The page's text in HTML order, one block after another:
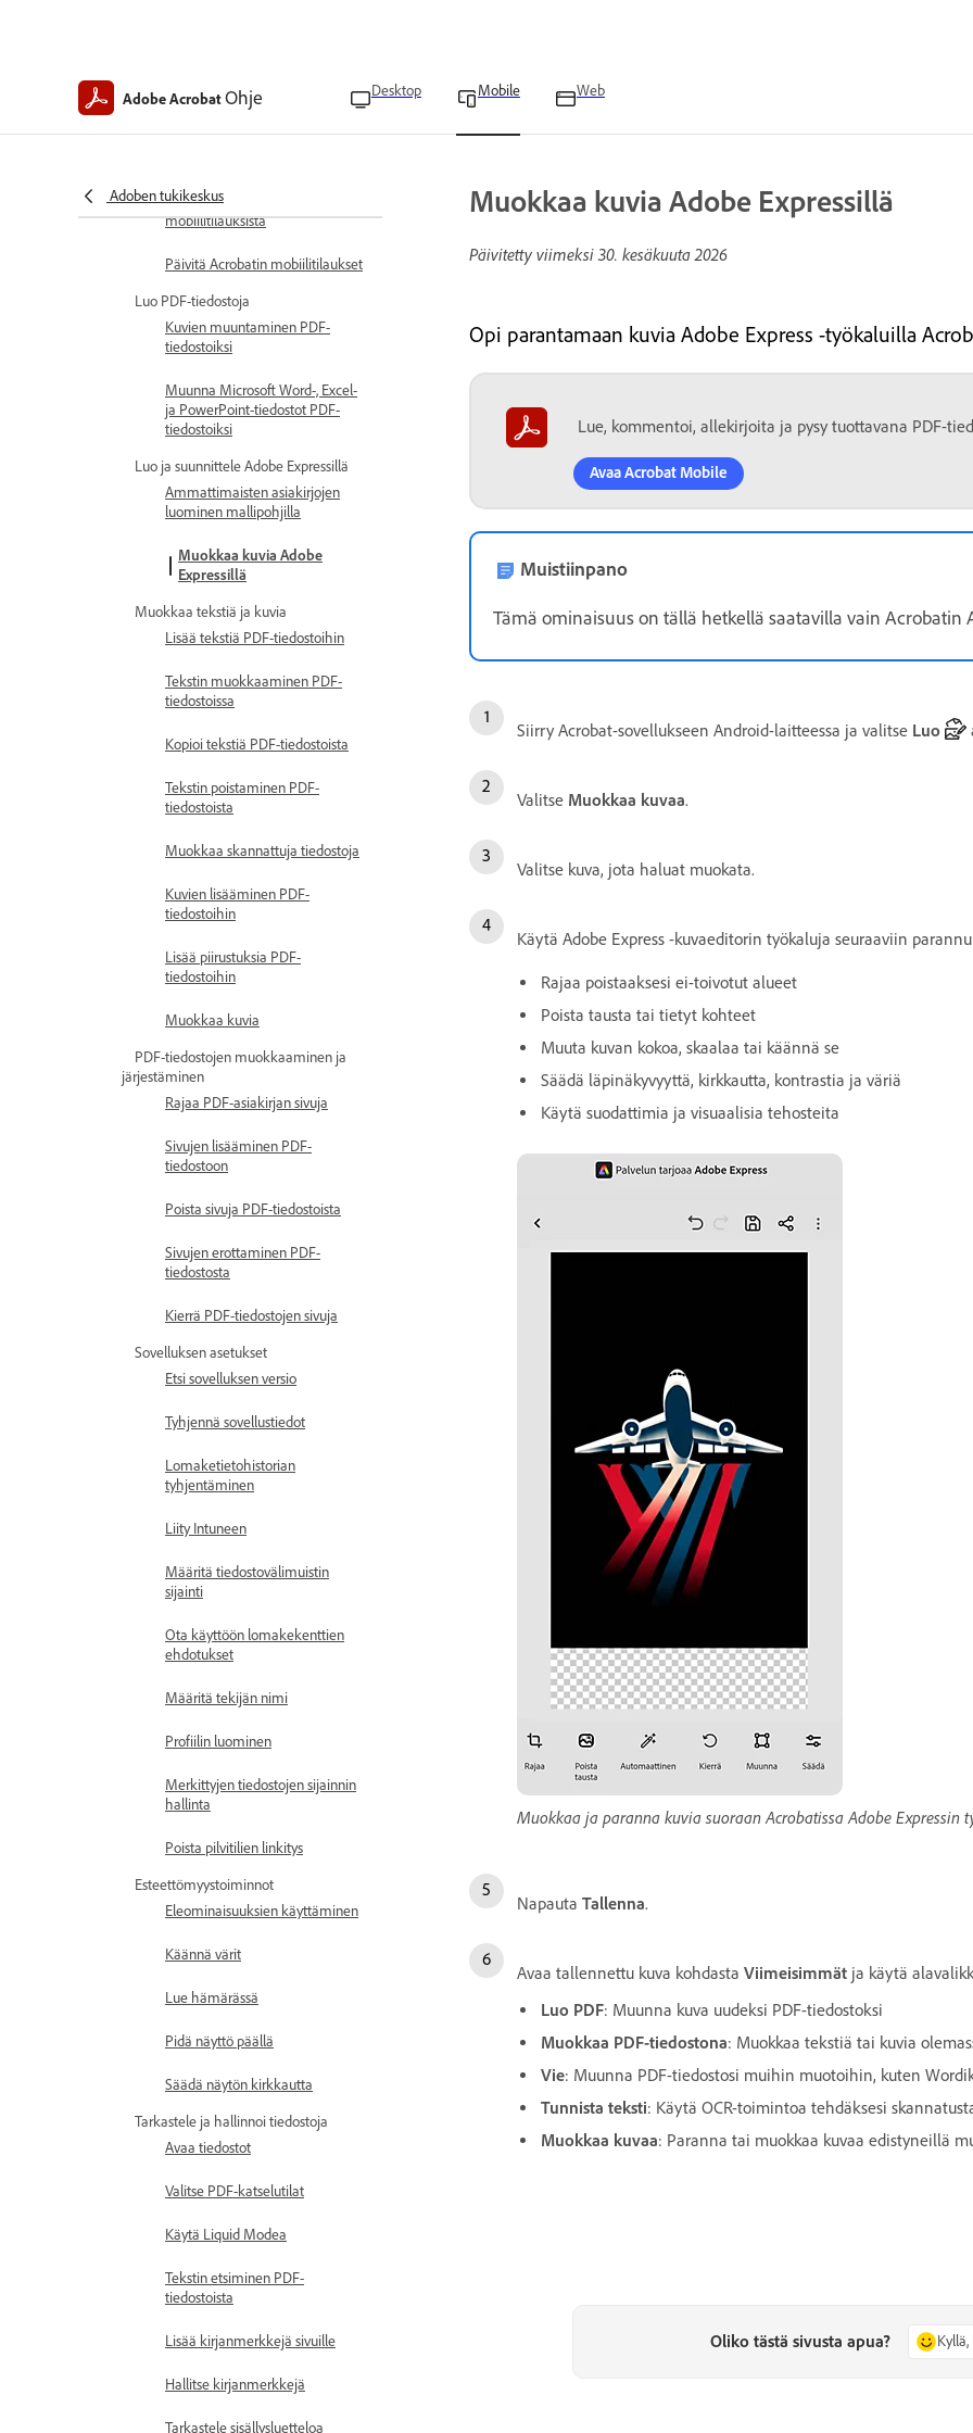
Adobe AcrobatOhje Desktop Mobile Web
Adoben tukikeskus
Palauta Acrobat-tilauksesi
Hyvitykset Acrobat-
mobiilitilauksista
Päivitä Acrobatin mobiilitilaukset
Luo PDF-tiedostoja
Kuvien muuntaminen PDF-
tiedostoiksi
Muunna Microsoft Word-, Excel-
ja PowerPoint-tiedostot PDF-
tiedostoiksi
Luo ja suunnittele Adobe Expressillä
Ammattimaisten asiakirjojen
luominen mallipohjilla
Muokkaa kuvia Adobe
Expressillä
Muokkaa tekstiä ja kuvia
Lisää tekstiä PDF-tiedostoihin
Tekstin muokkaaminen PDF-
tiedostoissa
Kopioi tekstiä PDF-tiedostoista
Tekstin poistaminen PDF-
tiedostoista
Muokkaa skannattuja tiedostoja
Kuvien lisääminen PDF-
tiedostoihin
Lisää piirustuksia PDF-
tiedostoihin
Muokkaa kuvia
PDF-tiedostojen muokkaaminen ja
järjestäminen
Rajaa PDF-asiakirjan sivuja
Sivujen lisääminen PDF-
tiedostoon
Poista sivuja PDF-tiedostoista
Sivujen erottaminen PDF-
tiedostosta
Kierrä PDF-tiedostojen sivuja
Sovelluksen asetukset
Etsi sovelluksen versio
Tyhjennä sovellustiedot
Lomaketietohistorian
tyhjentäminen
Liity Intuneen
Määritä tiedostovälimuistin
sijainti
Ota käyttöön lomakekenttien
ehdotukset
Määritä tekijän nimi
Profiilin luominen
Merkittyjen tiedostojen sijainnin
hallinta
Poista pilvitilien linkitys
Esteettömyystoiminnot
Eleominaisuuksien käyttäminen
Käännä värit
Lue hämärässä
Pidä näyttö päällä
Säädä näytön kirkkautta
Tarkastele ja hallinnoi tiedostoja
Avaa tiedostot
Valitse PDF-katselutilat
Käytä Liquid Modea
Tekstin etsiminen PDF-
tiedostoista
Lisää kirjanmerkkejä sivuille
Hallitse kirjanmerkkejä
Tarkastele sisällysluetteloa
Muokkaa kuvia Adobe Expressillä
Päivitetty viimeksi 30. kesäkuuta 2026
Opi parantamaan kuvia Adobe Express -työkaluilla
Lue, kommentoi, allekirjoita ja pysy tuottavana PDF-
Avaa Acrobat Mobile
Muistiinpano
Tämä ominaisuus on tällä hetkellä saatavilla vain Acrobatin
Siirry Acrobat-sovellukseen Android-laitteessa ja valitse Luo
Valitse Muokkaa kuvaa.
Valitse kuva, jota haluat muokata.
Käytä Adobe Express -kuvaeditorin työkaluja seuraaviin
Rajaa poistaaksesi ei-toivotut alueet
Poista tausta tai tietyt kohteet
Muuta kuvan kokoa, skaalaa tai käännä se
Säädä läpinäkyvyyttä, kirkkautta, kontrastia ja väriä
Käytä suodattimia ja visuaalisia tehosteita
Muokkaa ja paranna kuvia suoraan Acrobatissa Adobe Expressin
Napauta Tallenna.
Avaa tallennettu kuva kohdasta Viimeisimmät ja käytä
Luo PDF: Muunna kuva uudeksi PDF-tiedostoksi
Muokkaa PDF-tiedostona: Muokkaa tekstiä tai kuvia
Vie: Muunna PDF-tiedostosi muihin muotoihin, kuten
Tunnista teksti: Käytä OCR-toimintoa tehdäksesi
Muokkaa kuvaa: Paranna tai muokkaa kuvaa edistyneillä
Oliko tästä sivusta apua?